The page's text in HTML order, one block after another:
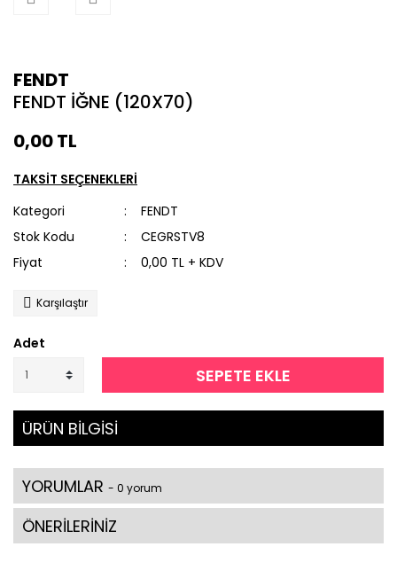
FENDT
FENDT İĞNE (120X70)
0,00 TL
TAKSİT SEÇENEKLERİ
Kategori
FENDT
Stok Kodu
CEGRSTV8
Fiyat
0,00 TL + KDV
Karşılaştır
Adet
SEPETE EKLE
ÜRÜN BİLGİSİ
YORUMLAR - 0 yorum
ÖNERİLERİNİZ